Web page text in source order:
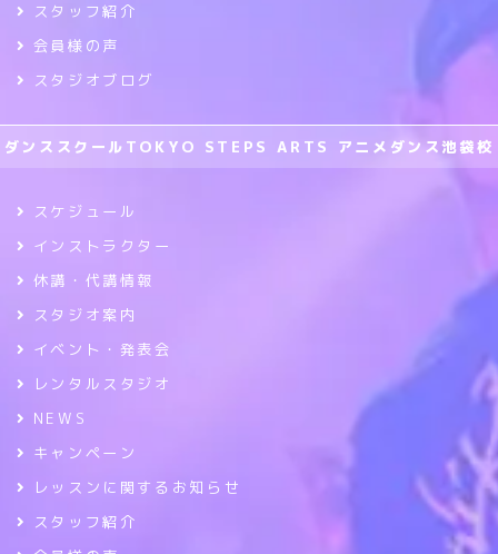
スタッフ紹介
会員様の声
スタジオブログ
ダンススクールTOKYO STEPS ARTS アニメダンス池袋校
スケジュール
インストラクター
休講・代講情報
スタジオ案内
イベント・発表会
レンタルスタジオ
NEWS
キャンペーン
レッスンに関するお知らせ
スタッフ紹介